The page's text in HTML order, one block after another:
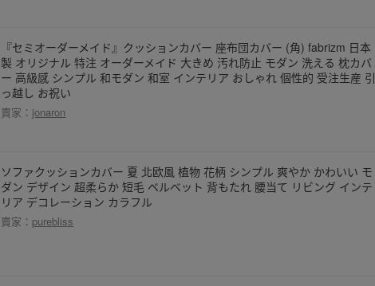
『セミオーダーメイド』クッションカバー 座布団カバー (角) fabrizm 日本
製 オリジナル 特注 オーダーメイド 大きめ 汚れ防止 モダン 洗える 枕カバ
ー 高級感 シンプル 和モダン 和室 インテリア おしゃれ 個性的 受注生産 引
っ越し お祝い
賣家： jonaron
ソファクッションカバー 夏 北欧風 植物 花柄 シンプル 爽やか かわいい モ
ダン デザイン 超柔らか 短毛 ベルベット 背もたれ 腰当て リビング インテ
リア デコレーション カラフル
賣家： purebliss